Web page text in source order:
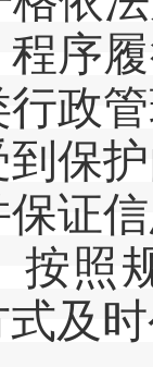
序
行政
保
证
按照
及